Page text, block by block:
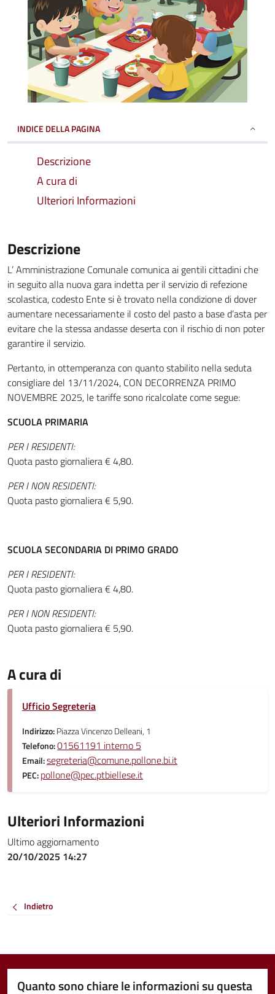
INDICE DELLA PAGINA
Descrizione
A cura di
Ulteriori Informazioni
Descrizione
L’ Amministrazione Comunale comunica ai gentili cittadini che
in seguito alla nuova gara indetta per il servizio di refezione
scolastica, codesto Ente si è trovato nella condizione di dover
aumentare necessariamente il costo del pasto a base d’asta per
evitare che la stessa andasse deserta con il rischio di non poter
garantire il servizio.
Pertanto, in ottemperanza con quanto stabilito nella seduta
consigliare del 13/11/2024, CON DECORRENZA PRIMO
NOVEMBRE 2025, le tariffe sono ricalcolate come segue:
SCUOLA PRIMARIA
PER I RESIDENTI:
Quota pasto giornaliera € 4,80.
PER I NON RESIDENTI:
Quota pasto giornaliera € 5,90.
SCUOLA SECONDARIA DI PRIMO GRADO
PER I RESIDENTI:
Quota pasto giornaliera € 4,80.
PER I NON RESIDENTI:
Quota pasto giornaliera € 5,90.
A cura di
Ufficio Segreteria
Indirizzo:Piazza Vincenzo Delleani, 1
Telefono:01561191 interno 5
Email:segreteria@comune.pollone.bi.it
PEC:pollone@pec.ptbiellese.it
Ulteriori Informazioni
Ultimo aggiornamento
20/10/2025 14:27
Indietro
Quanto sono chiare le informazioni su questa